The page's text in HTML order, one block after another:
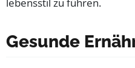
Gesunde